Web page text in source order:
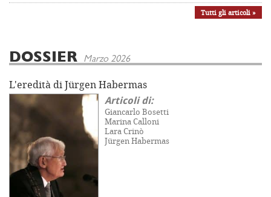
Tutti gli articoli »
DOSSIER Marzo 2026
L'eredità di Jürgen Habermas
Articoli di:
Giancarlo Bosetti
Marina Calloni
Lara Crinò
Jürgen Habermas